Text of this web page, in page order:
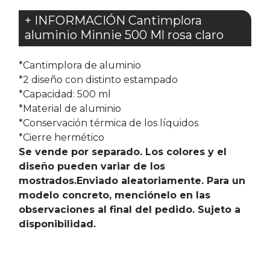
+ INFORMACIÓN Cantimplora
aluminio Minnie 500 Ml rosa claro
*Cantimplora de aluminio
*2 diseño con distinto estampado
*Capacidad: 500 ml
*Material de aluminio
*Conservación térmica de los líquidos
*Cierre hermético
Se vende por separado. Los colores y el
diseño pueden variar de los
mostrados.Enviado aleatoriamente. Para un
modelo concreto, menciónelo en las
observaciones al final del pedido. Sujeto a
disponibilidad.